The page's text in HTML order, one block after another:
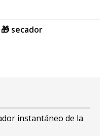
secador
instantáneo de la